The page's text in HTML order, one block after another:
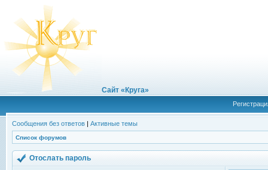
Сайт «Круга»
Сообщения без ответов | Активные темы
Список форумов
Отослать пароль